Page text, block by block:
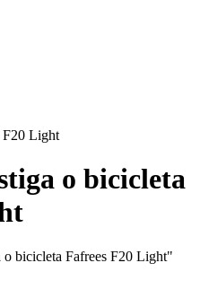
F20 Light
o bicicleta
o bicicleta Fafrees F20 Light"